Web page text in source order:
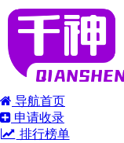
导航首页
申请收录
排行榜单